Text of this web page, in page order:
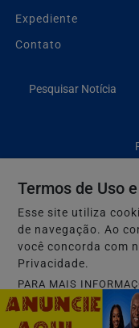
Expediente
Contato
Pesquisar Notícia
Jbn Bahia -
Termos de Uso
Esse site utiliza
de navegação. Ao
você concorda com
Privacidade.
PARA MAIS
CLICANDO AQUI